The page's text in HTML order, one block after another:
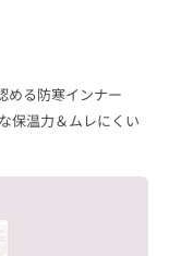
める防寒インナー
保温力＆ムレにくい